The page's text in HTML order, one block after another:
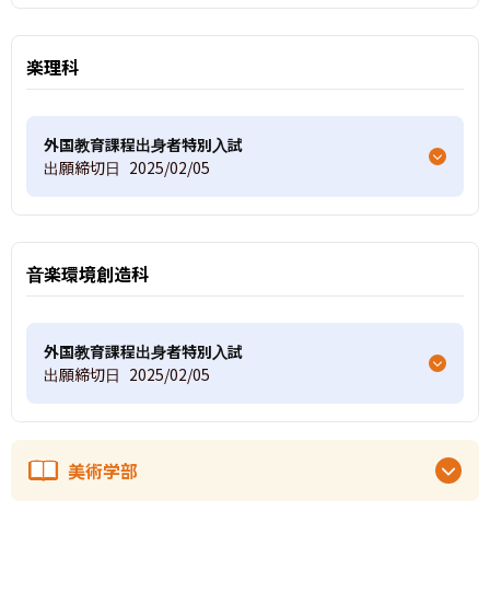
楽理科
外国教育課程出身者特別入試
出願締切日 2025/02/05
音楽環境創造科
外国教育課程出身者特別入試
出願締切日 2025/02/05
美術学部